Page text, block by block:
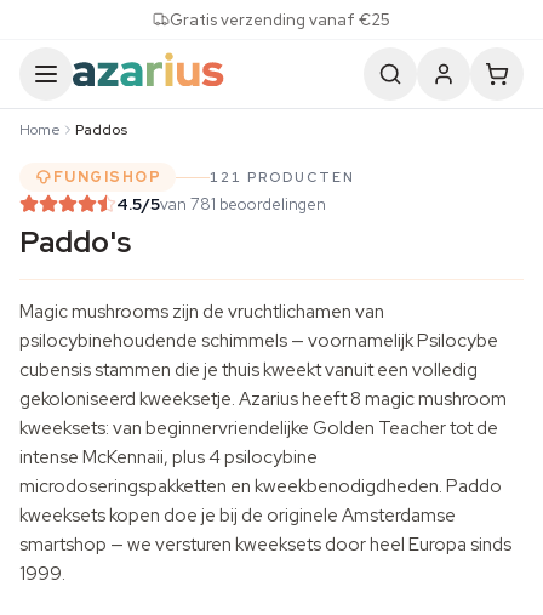
Gratis verzending vanaf €25
Home Paddos
FUNGISHOP 121 PRODUCTEN
4.5/5van 781 beoordelingen
Paddo's
Magic mushrooms zijn de vruchtlichamen van
psilocybinehoudende schimmels — voornamelijk Psilocybe
cubensis stammen die je thuis kweekt vanuit een volledig
gekoloniseerd kweeksetje. Azarius heeft 8 magic mushroom
kweeksets: van beginnervriendelijke Golden Teacher tot de
intense McKennaii, plus 4 psilocybine
microdoseringspakketten en kweekbenodigdheden. Paddo
kweeksets kopen doe je bij de originele Amsterdamse
smartshop — we versturen kweeksets door heel Europa sinds
1999.